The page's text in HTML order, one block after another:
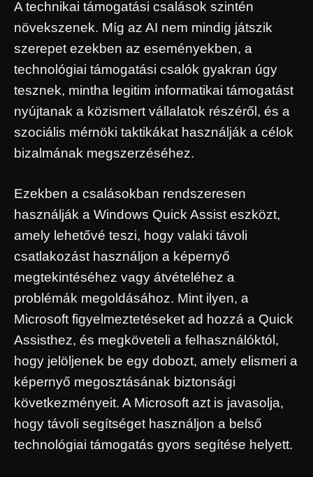
A technikai támogatási csalások szintén
növekszenek. Míg az AI nem mindig játszik
szerepet ezekben az eseményekben, a
technológiai támogatási csalók gyakran úgy
tesznek, mintha legitim informatikai támogatást
nyújtanak a közismert vállalatok részéről, és a
szociális mérnöki taktikákat használják a célok
bizalmának megszerzéséhez.
Ezekben a csalásokban rendszeresen
használják a Windows Quick Assist eszközt,
amely lehetővé teszi, hogy valaki távoli
csatlakozást használjon a képernyő
megtekintéséhez vagy átvételéhez a
problémák megoldásához. Mint ilyen, a
Microsoft figyelmeztetéseket ad hozzá a Quick
Assisthez, és megköveteli a felhasználóktól,
hogy jelöljenek be egy dobozt, amely elismeri a
képernyő megosztásának biztonsági
következményeit. A Microsoft azt is javasolja,
hogy távoli segítséget használjon a belső
technológiai támogatás gyors segítése helyett.